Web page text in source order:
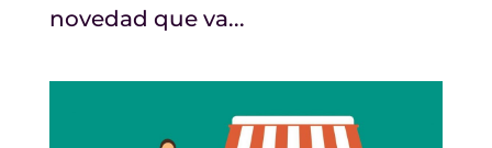
novedad que va...